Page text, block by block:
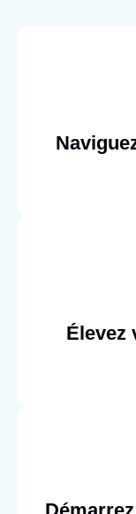
Élevez